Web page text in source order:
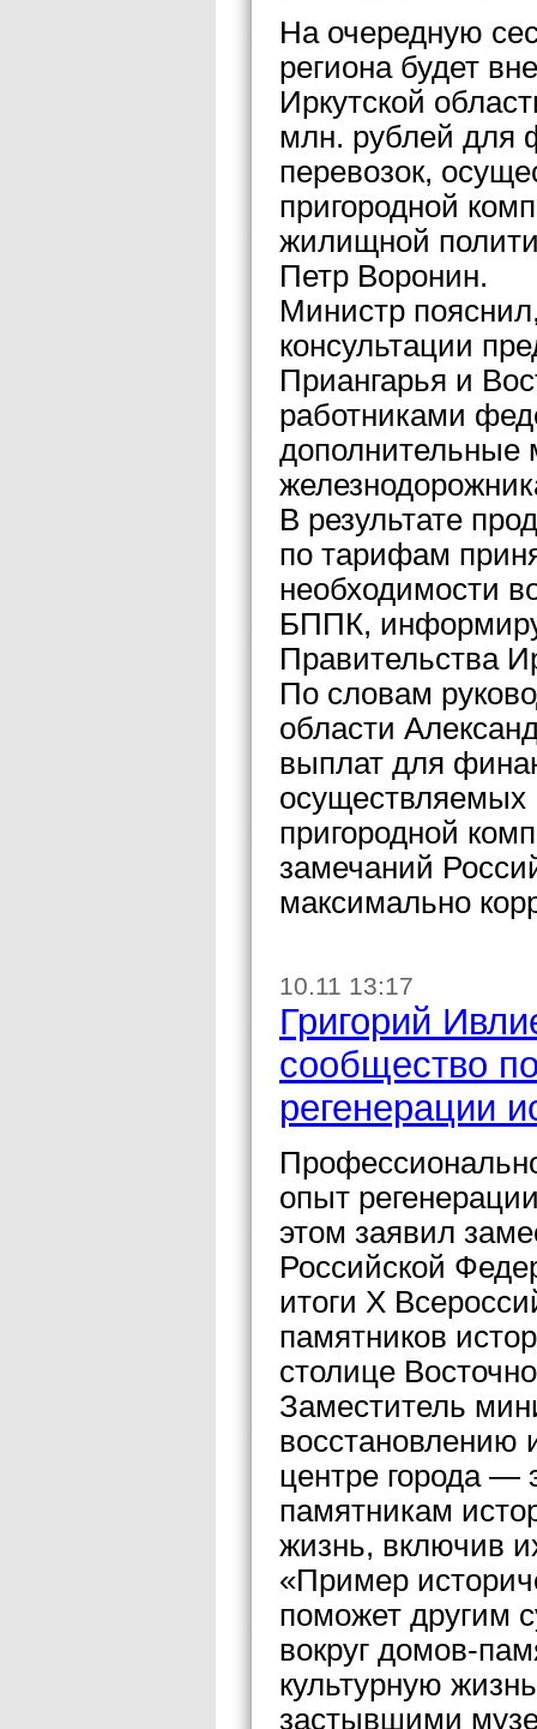
На очередную
региона будет
Иркутской
млн. рублей для
перевозок,
пригородной
жилищной
Петр Воронин.
Министр
консультации
Приангарья и
работниками
дополнительные
В результате
по тарифам
необходимости
БППК,
Правительства
По словам
области
выплат для
осуществляемых
пригородной
замечаний
максимально
10.11 13:17
Григорий
сообщество
регенерации
опыт
этом заявил
Российской
итоги X
памятников
столице
Заместитель
восстановлению
центре города —
памятникам
жизнь, включив
«Пример
поможет другим
вокруг домов-
культурную
застывшими